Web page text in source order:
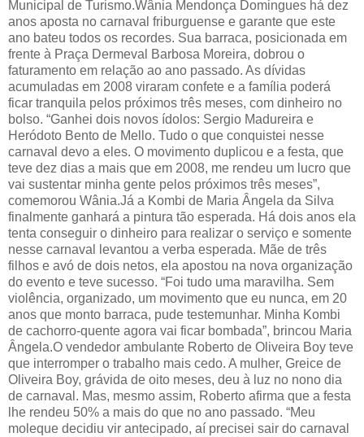
Municipal de Turismo.Wânia Mendonça Domingues há dez
anos aposta no carnaval friburguense e garante que este
ano bateu todos os recordes. Sua barraca, posicionada em
frente à Praça Dermeval Barbosa Moreira, dobrou o
faturamento em relação ao ano passado. As dívidas
acumuladas em 2008 viraram confete e a família poderá
ficar tranquila pelos próximos três meses, com dinheiro no
bolso. “Ganhei dois novos ídolos: Sergio Madureira e
Heródoto Bento de Mello. Tudo o que conquistei nesse
carnaval devo a eles. O movimento duplicou e a festa, que
teve dez dias a mais que em 2008, me rendeu um lucro que
vai sustentar minha gente pelos próximos três meses”,
comemorou Wânia.Já a Kombi de Maria Ângela da Silva
finalmente ganhará a pintura tão esperada. Há dois anos ela
tenta conseguir o dinheiro para realizar o serviço e somente
nesse carnaval levantou a verba esperada. Mãe de três
filhos e avó de dois netos, ela apostou na nova organização
do evento e teve sucesso. “Foi tudo uma maravilha. Sem
violência, organizado, um movimento que eu nunca, em 20
anos que monto barraca, pude testemunhar. Minha Kombi
de cachorro-quente agora vai ficar bombada”, brincou Maria
Ângela.O vendedor ambulante Roberto de Oliveira Boy teve
que interromper o trabalho mais cedo. A mulher, Greice de
Oliveira Boy, grávida de oito meses, deu à luz no nono dia
de carnaval. Mas, mesmo assim, Roberto afirma que a festa
lhe rendeu 50% a mais do que no ano passado. “Meu
moleque decidiu vir antecipado, aí precisei sair do carnaval